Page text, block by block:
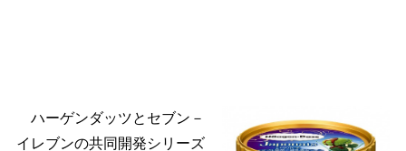
ハーゲンダッツとセブン－
イレブンの共同開発シリーズ